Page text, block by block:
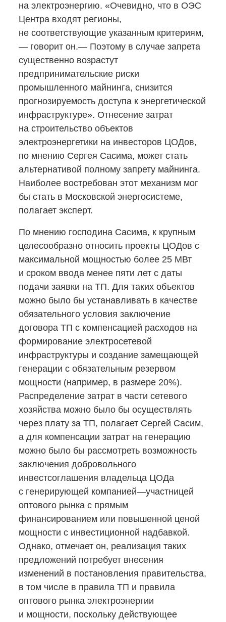
на электроэнергию. «Очевидно, что в ОЭС
Центра входят регионы,
не соответствующие указанным критериям,
— говорит он.— Поэтому в случае запрета
существенно возрастут
предпринимательские риски
промышленного майнинга, снизится
прогнозируемость доступа к энергетической
инфраструктуре». Отнесение затрат
на строительство объектов
электроэнергетики на инвесторов ЦОДов,
по мнению Сергея Сасима, может стать
альтернативой полному запрету майнинга.
Наиболее востребован этот механизм мог
бы стать в Московской энергосистеме,
полагает эксперт.
По мнению господина Сасима, к крупным
целесообразно относить проекты ЦОДов с
максимальной мощностью более 25 МВт
и сроком ввода менее пяти лет с даты
подачи заявки на ТП. Для таких объектов
можно было бы устанавливать в качестве
обязательного условия заключение
договора ТП с компенсацией расходов на
формирование электросетевой
инфраструктуры и создание замещающей
генерации с обязательным резервом
мощности (например, в размере 20%).
Распределение затрат в части сетевого
хозяйства можно было бы осуществлять
через плату за ТП, полагает Сергей Сасим,
а для компенсации затрат на генерацию
можно было бы рассмотреть возможность
заключения добровольного
инвестсоглашения владельца ЦОДа
с генерирующей компанией—участницей
оптового рынка с прямым
финансированием или повышенной ценой
мощности с инвестиционной надбавкой.
Однако, отмечает он, реализация таких
предложений потребует внесения
изменений в постановления правительства,
в том числе в правила ТП и правила
оптового рынка электроэнергии
и мощности, поскольку действующее